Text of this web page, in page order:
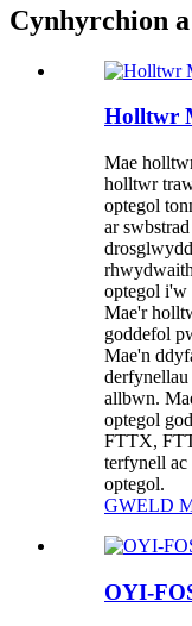
Cynhyrchion
Holltwr
Mae
holltwr
optegol
ar
optegol i'w
Mae'r
goddefol
Mae'n
allbwn.
optegol
FTTX,
terfynell
optegol.
GWELD
OYI-